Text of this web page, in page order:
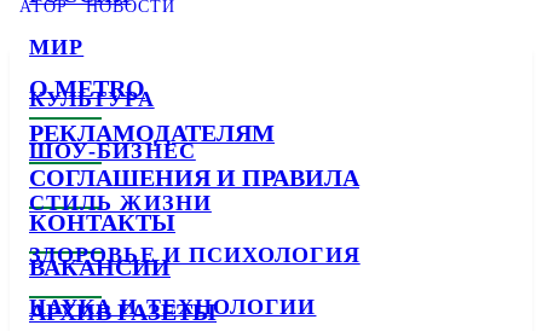
МИР
КУЛЬТУРА
ШОУ-БИЗНЕС
СТИЛЬ ЖИЗНИ
ЗДОРОВЬЕ И ПСИХОЛОГИЯ
НАУКА И ТЕХНОЛОГИИ
АТОР НОВОСТИ
О METRO
РЕКЛАМОДАТЕЛЯМ
СОГЛАШЕНИЯ И ПРАВИЛА
КОНТАКТЫ
ВАКАНСИИ
АРХИВ ГАЗЕТЫ